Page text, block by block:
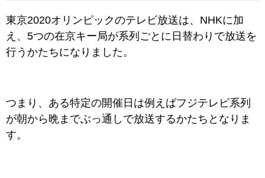
東京2020オリンピックのテレビ放送は、NHKに加
え、5つの在京キー局が系列ごとに日替わりで放送を
行うかたちになりました。
つまり、ある特定の開催日は例えばフジテレビ系列
が朝から晩までぶっ通しで放送するかたちとなりま
す。